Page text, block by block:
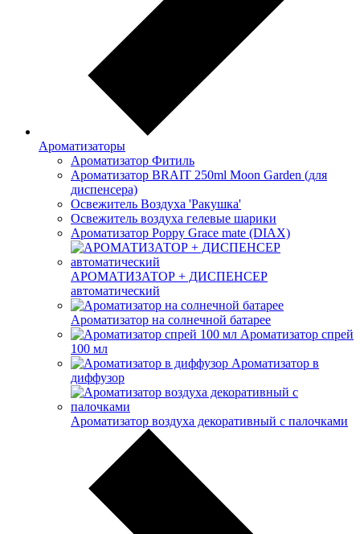
Ароматизаторы
Ароматизатор Фитиль
Ароматизатор BRAIT 250ml Moon Garden (для
диспенсера)
Освежитель Воздуха 'Ракушка'
Освежитель воздуха гелевые шарики
Ароматизатор Poppy Grace mate (DIAX)
АРОМАТИЗАТОР + ДИСПЕНСЕР
автоматический
Ароматизатор на солнечной батарее
Ароматизатор спрей
100 мл
Ароматизатор в
диффузор
Ароматизатор воздуха декоративный с палочками